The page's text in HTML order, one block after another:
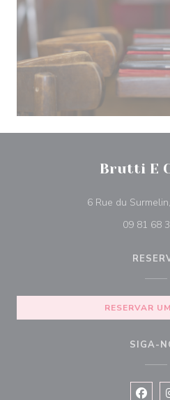
Brutti E
6 Rue du
09 81 68
RESERVAR
SIGA-